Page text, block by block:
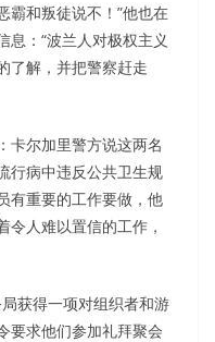
霸和叛徒说不！”他也在
息：“波兰人对极权主义
了解，并把警察赶走
卡尔加里警方说这两名
行病中违反公共卫生规
有重要的工作要做，他
令人难以置信的工作，
获得一项对组织者和游
要求他们参加礼拜聚会